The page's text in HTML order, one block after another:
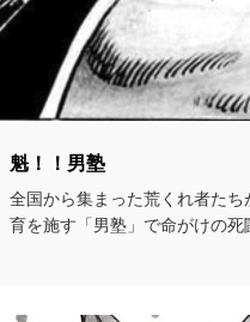
魁！！男塾
全国から集まった荒くれ者た
育を施す「男塾」で命がけの死